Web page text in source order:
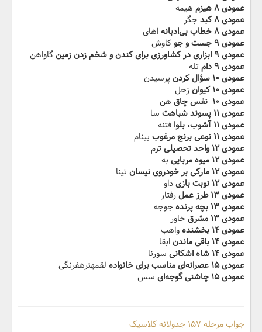
عمودی ۸ هیزم
هیمه
عمودی ۸ کبد
جگر
عمودی ۸ خطاب بی‌ادبانه‬‫
اهای
عمودی ۹ جست ‌و جو
کاوش
عمودی ۹ ابزاری در کشاورزی برای کندن و شخم زدن زمین
گاواهن
عمودی ۹ دام‬‬‫
تله
عمودی ۱۰ سؤال کردن
پرسیدن
عمودی ۱۰ کیوان
زحل
عمودی ۱۰ ‬ نفس چاق
هن
عمودی ۱۱ پسوند شباهت
سا
عمودی ۱۱ آشوب، بلوا
فتنه
عمودی ۱۱ نوعی برنج مرغوب
بینام
عمودی ۱۲ واحد تحصیلی
ترم
عمودی ۱۲ میوه مربایی
به
عمودی ۱۲ مارکی بر خودروی نیسان
تینا
عمودی ۱۲ نوبت بازی
داو
عمودی ۱۳ طرز عمل
رفتار
عمودی ۱۳ بچه پرنده
جوجه
عمودی ۱۳ مشرق
خاور
عمودی ۱۴ بخشنده
واهب
عمودی ۱۴ باقی ماندن
ابقا
عمودی ۱۴ شاه اشکانی
سورنا
عمودی ۱۵ عصرانه‌ای مناسب برای خانواده
لقمهترهفرنگی
عمودی ۱۵ چاشنی گوجه‌ای
سس
جواب مرحله ۱۵۷ جدولانه کلاسیک